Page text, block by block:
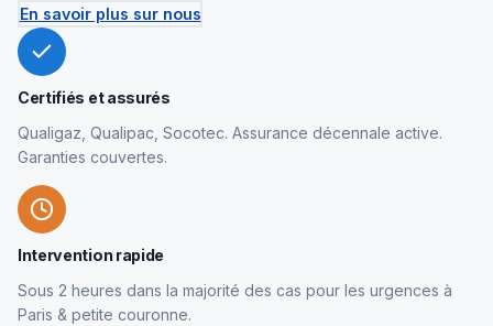
En savoir plus sur nous
Certifiés et assurés
Qualigaz, Qualipac, Socotec. Assurance décennale active.
Garanties couvertes.
Intervention rapide
Sous 2 heures dans la majorité des cas pour les urgences à
Paris & petite couronne.